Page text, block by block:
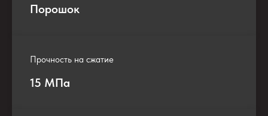
Порошок
Прочность на сжатие
15 МПа